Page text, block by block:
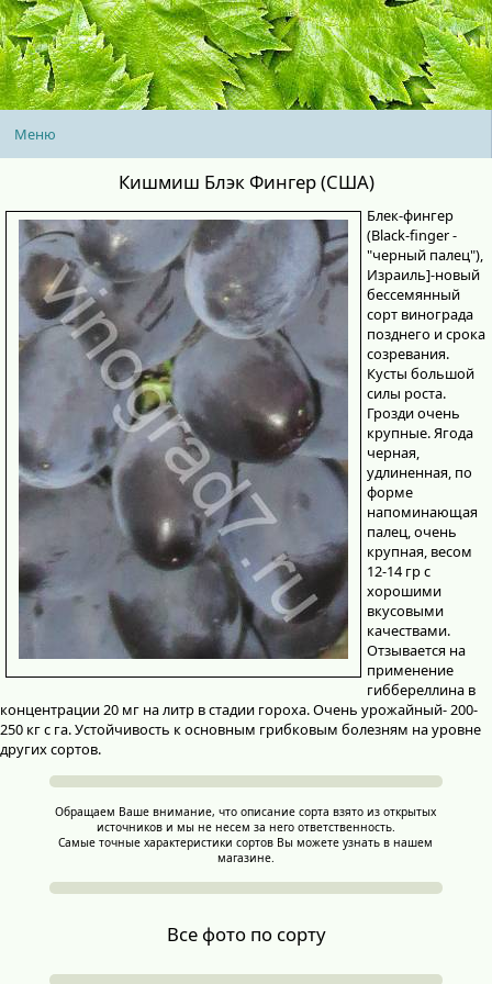
Меню
Кишмиш Блэк Фингер (США)
Блек-фингер
(Black-finger -
"черный палец"),
Израиль]-новый
бессемянный
сорт винограда
позднего и срока
созревания.
Кусты большой
силы роста.
Грозди очень
крупные. Ягода
черная,
удлиненная, по
форме
напоминающая
палец, очень
крупная, весом
12-14 гр с
хорошими
вкусовыми
качествами.
Отзывается на
применение
гиббереллина в
концентрации 20 мг на литр в стадии гороха. Очень урожайный- 200-
250 кг с га. Устойчивость к основным грибковым болезням на уровне
других сортов.
Обращаем Ваше внимание, что описание сорта взято из открытых
источников и мы не несем за него ответственность.
Самые точные характеристики сортов Вы можете узнать в нашем
магазине.
Все фото по сорту